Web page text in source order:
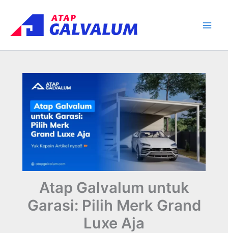
content
Atap Galvalum untuk
Garasi: Pilih Merk Grand
Luxe Aja